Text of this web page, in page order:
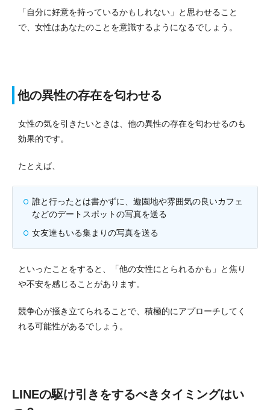
「自分に好意を持っているかもしれない」と思わせること
で、女性はあなたのことを意識するようになるでしょう。
他の異性の存在を匂わせる
女性の気を引きたいときは、他の異性の存在を匂わせるのも
効果的です。
たとえば、
誰と行ったとは書かずに、遊園地や雰囲気の良いカフェ
などのデートスポットの写真を送る
女友達もいる集まりの写真を送る
といったことをすると、「他の女性にとられるかも」と焦り
や不安を感じることがあります。
競争心が掻き立てられることで、積極的にアプローチしてく
れる可能性があるでしょう。
LINEの駆け引きをするべきタイミングはい